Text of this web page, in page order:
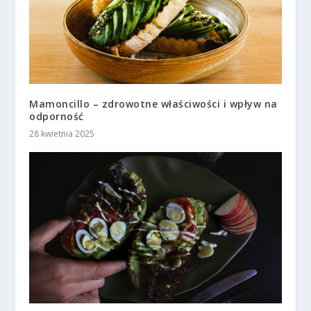
Mamoncillo – zdrowotne właściwości i wpływ na
odporność
28 kwietnia 2025